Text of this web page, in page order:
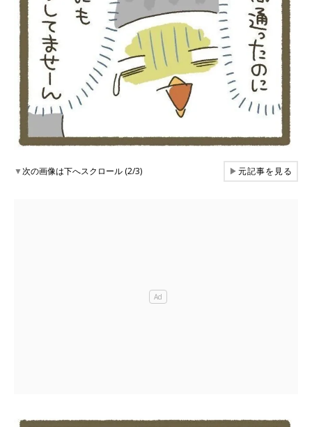
▼次の画像は下へスクロール (2/3) ▶元記事を見る